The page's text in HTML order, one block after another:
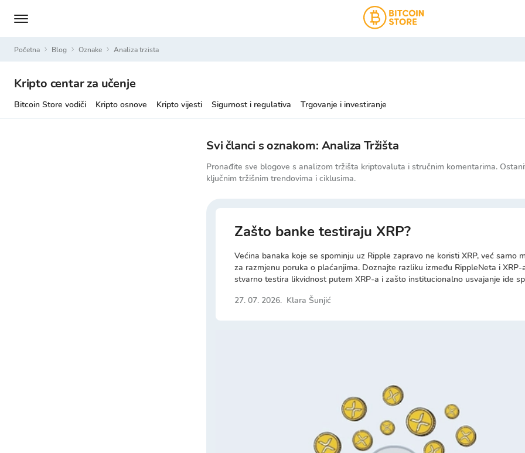
Početna Blog Oznake analiza trzista
Kripto centar za učenje
Bitcoin Store vodiči Kripto osnove Kripto vijesti Sigurnost i regulativa Trgovanje i investiranje
Svi članci s oznakom: Analiza Tržišta
Pronađite sve blogove s analizom tržišta kriptovaluta i stručnim komentarima.
ključnim tržišnim trendovima i ciklusima.
Zašto banke testiraju XRP?
Većina banaka koje se spominju uz Ripple zapravo ne koristi XRP, već samo
za razmjenu poruka o plaćanjima. Doznajte razliku između RippleNeta i XRP-
stvarno testira likvidnost putem XRP-a i zašto institucionalno usvajanje ide
27. 07. 2026. Klara Šunjić